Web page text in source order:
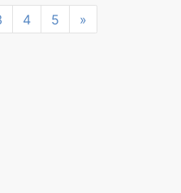
4 5 »Next